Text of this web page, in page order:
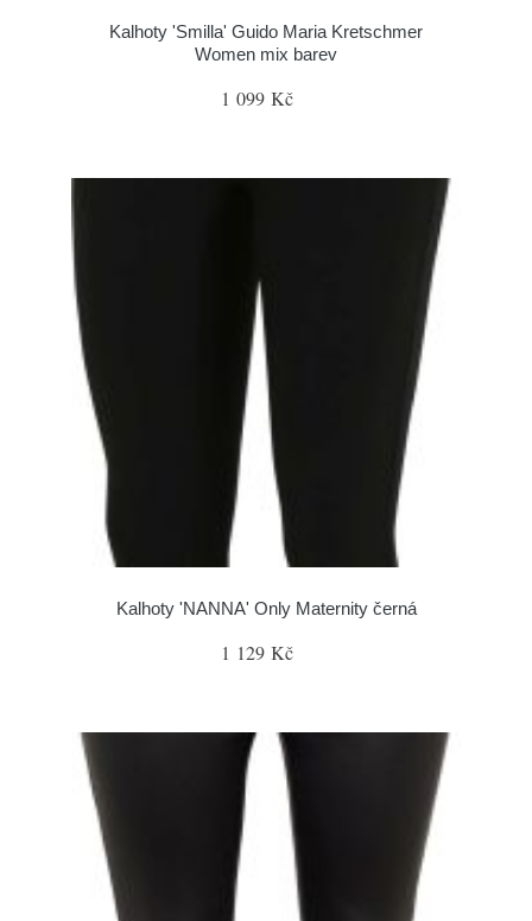
Kalhoty 'Smilla' Guido Maria Kretschmer
Women mix barev
1 099 Kč
Kalhoty 'NANNA' Only Maternity černá
1 129 Kč